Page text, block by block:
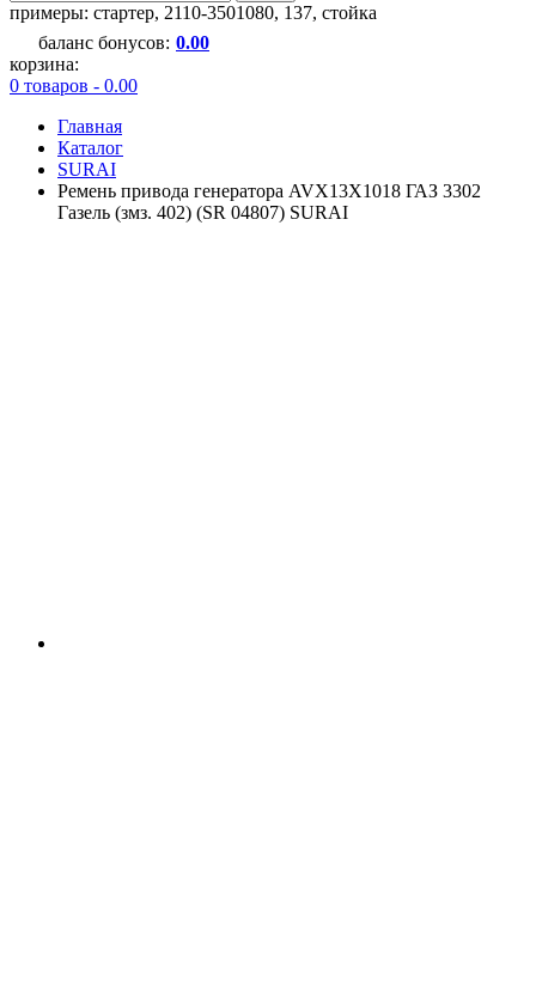
примеры: стартер, 2110-3501080, 137, стойка
баланс бонусов: 0.00
корзина:
0 товаров - 0.00
Главная
Каталог
SURAI
Ремень привода генератора AVX13X1018 ГАЗ 3302
Газель (змз. 402) (SR 04807) SURAI